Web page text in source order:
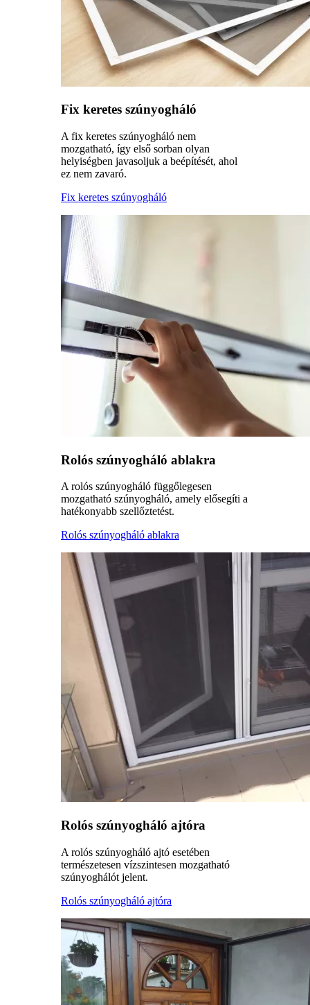
Fix keretes szúnyogháló
A fix keretes szúnyogháló nem
mozgatható, így első sorban olyan
helyiségben javasoljuk a beépítését, ahol
ez nem zavaró.
Fix keretes szúnyogháló
Rolós szúnyogháló ablakra
A rolós szúnyogháló függőlegesen
mozgatható szúnyogháló, amely elősegíti a
hatékonyabb szellőztetést.
Rolós szúnyogháló ablakra
Rolós szúnyogháló ajtóra
A rolós szúnyogháló ajtó esetében
természetesen vízszintesen mozgatható
szúnyoghálót jelent.
Rolós szúnyogháló ajtóra